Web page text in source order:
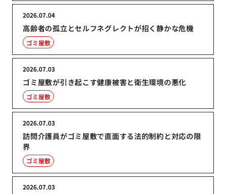
高齢者の孤立とセルフネグレクトが招く静かな危機
2026.07.04
ゴミ屋敷
ゴミ屋敷が引き起こす健康被害と衛生環境の悪化
2026.07.03
ゴミ屋敷
訪問介護員がゴミ屋敷で直面する法的制約と対応の限
界
2026.07.03
ゴミ屋敷
2026.07.03